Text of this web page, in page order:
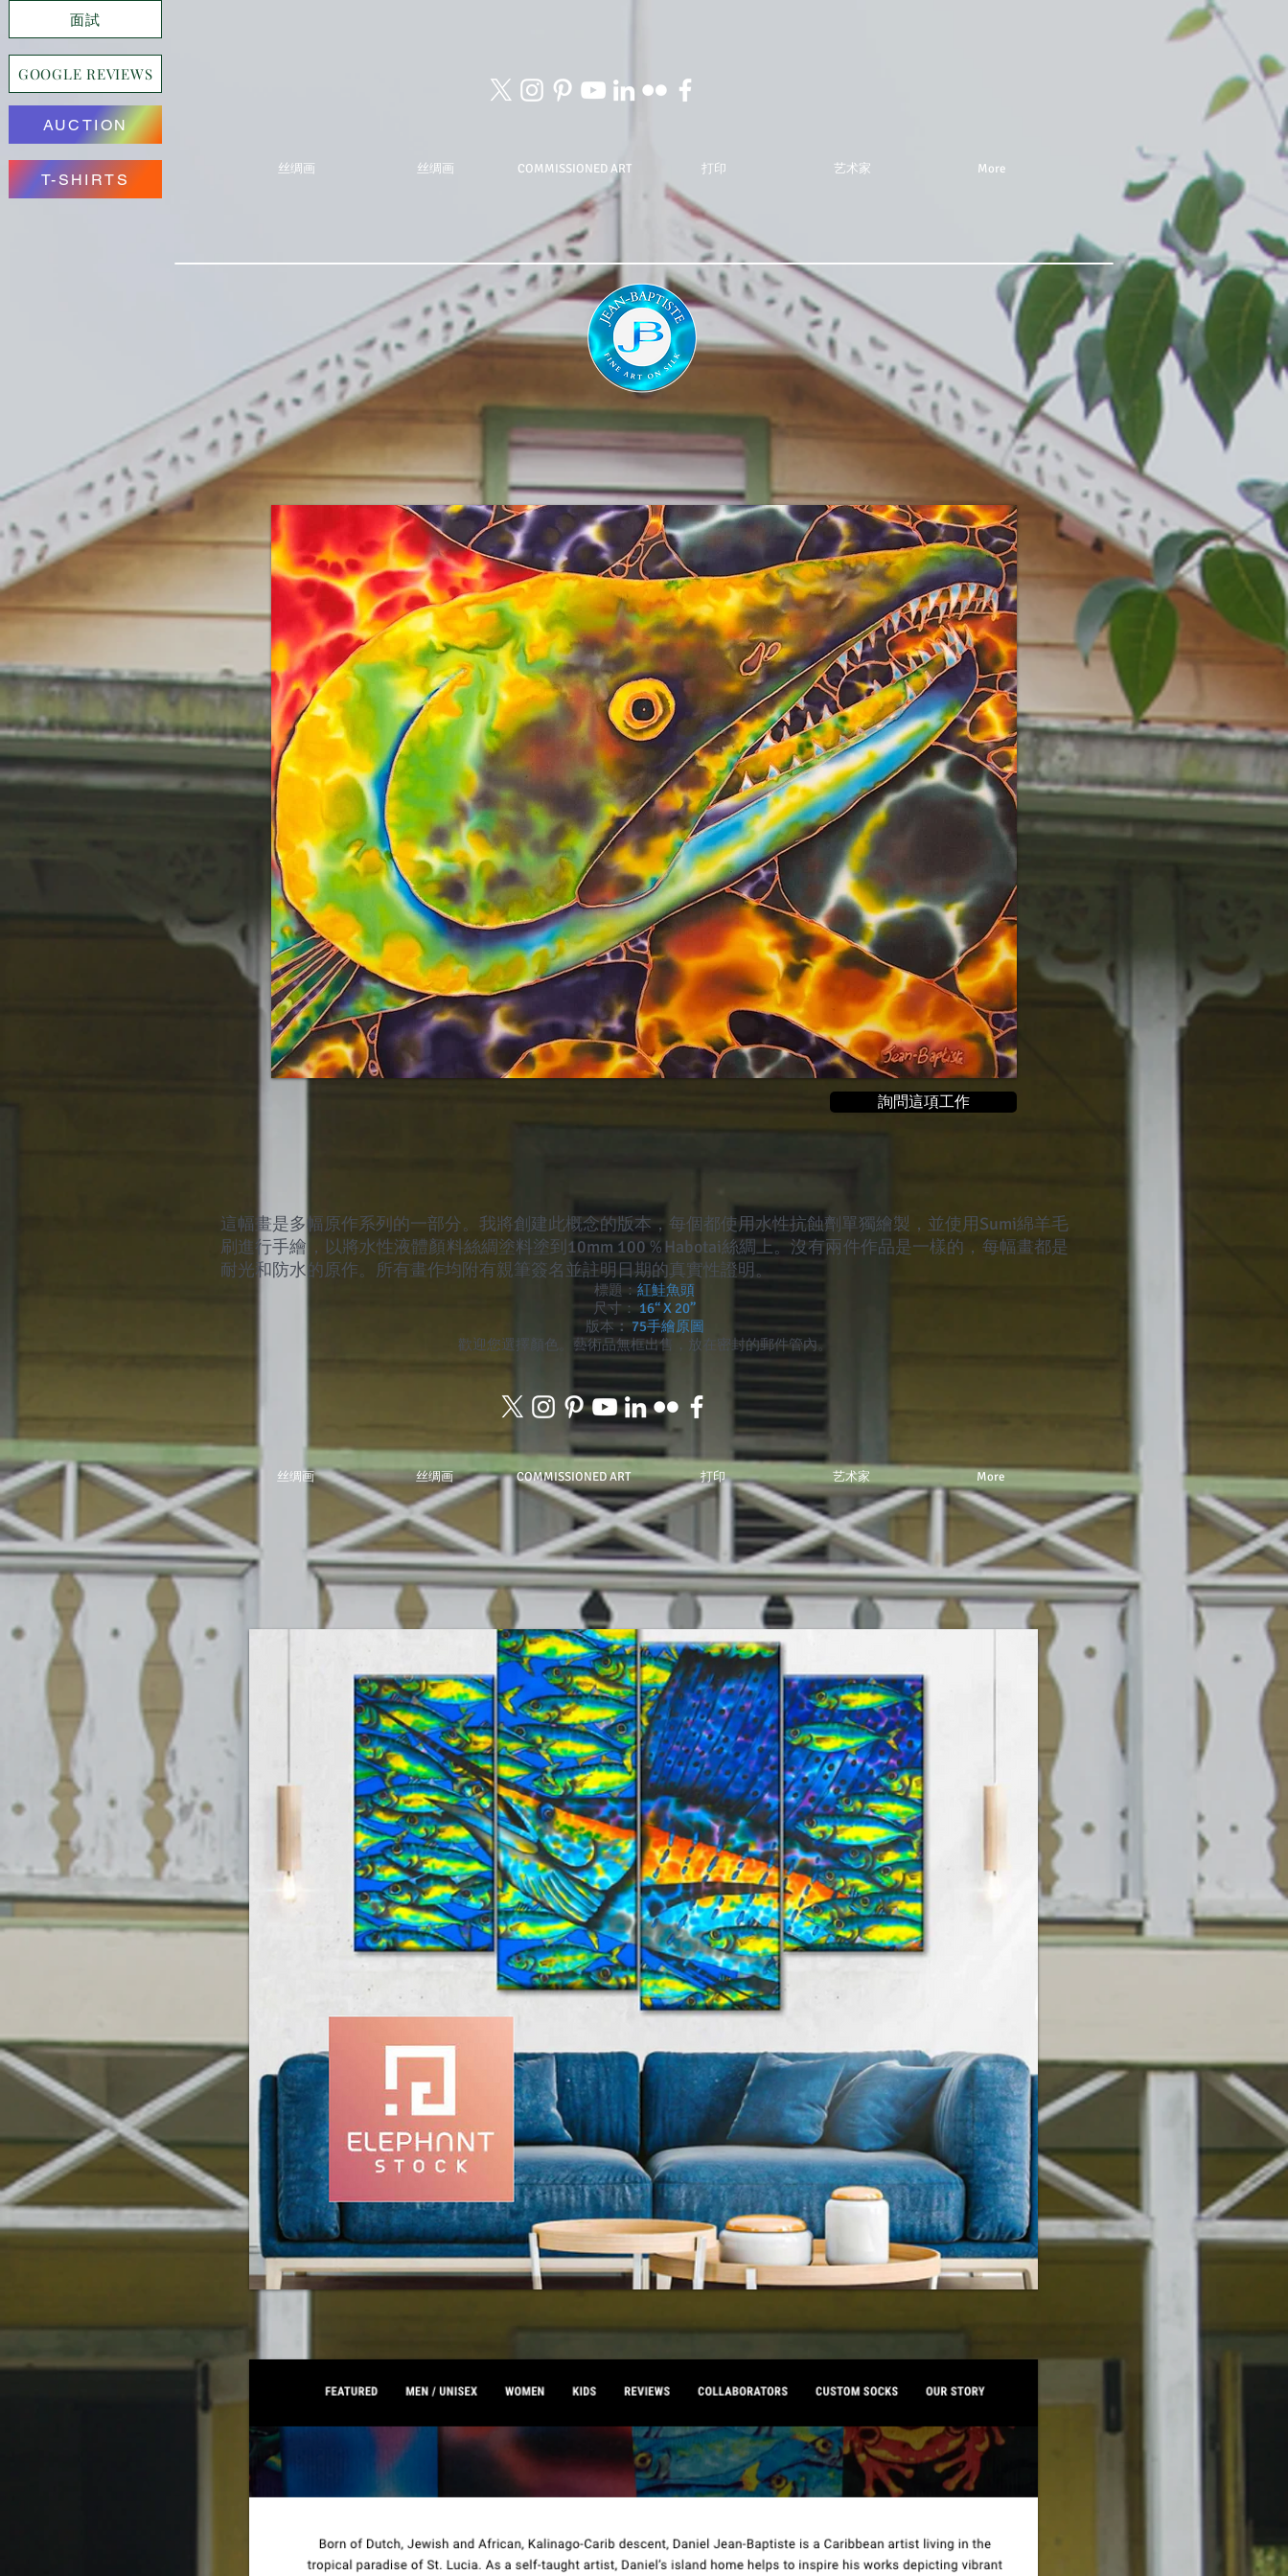
面試
GOOGLE REVIEWS
AUCTION
T-SHIRTS
丝绸画 丝绸画 COMMISSIONED ART 打印 艺术家 More
詢問這項工作
這幅畫是多幅原作系列的一部分。我將創建此概念的版本，每個都使用水性抗蝕劑單獨繪製，並使用Sumi綿羊毛
刷進行手繪，以將水性液體顏料絲綢塗料塗到10mm 100％Habotai絲綢上。沒有兩件作品是一樣的，每幅畫都是
耐光和防水的原作。所有畫作均附有親筆簽名並註明日期的真實性證明。
標題： 紅鮭魚頭
尺寸： 16“ X 20”
版本 ： 75手繪原圖
歡迎您選擇顏色。藝術品無框出售，放在密封的郵件管內。
丝绸画 丝绸画 COMMISSIONED ART 打印 艺术家 More